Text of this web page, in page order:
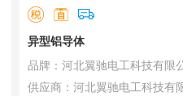
异型铝导体
品牌：河北翼驰电工科技有限